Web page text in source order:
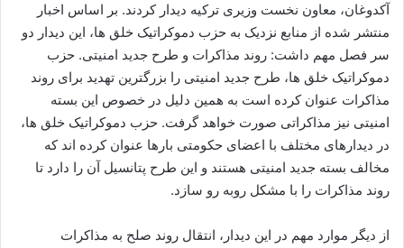
ل
آکدوغان، معاون نخست وزیری ترکیه دیدار کردند. بر اساس اخبار
منتشر شده از منابع نزدیک به حزب دموکراتیک خلق ها، این دیدار دو
سر فصل مهم داشت: روند مذاکرات و طرح جدید امنیتی. حزب
دموکراتیک خلق ها، طرح جدید امنیتی را بزرگترین تهدید برای روند
مذاکرات عنوان کرده است به همین دلیل در خصوص این بسته
امنیتی نیز مذاکراتی صورت خواهد گرفت. حزب دموکراتیک خلق ها،
در دیدارهای مختلف با اعضای حکومتی بارها عنوان کرده اند که
مخالف بسته جدید امنیتی هستند و این طرح پتانسیل آن را دارد تا
روند مذاکرات را با مشکل روبه رو سازد.
از دیگر موارد مهم در این دیدار، انتقال روند صلح به مذاکرات